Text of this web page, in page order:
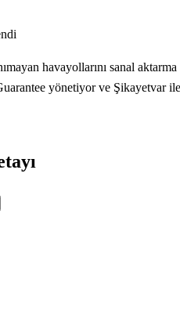
havayollarını sanal
yönetiyor ve Şikayetvar ile